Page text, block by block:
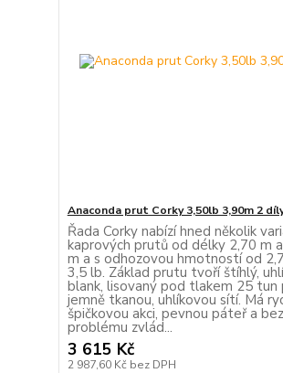
Anaconda prut Corky 3,50lb 3,90m 2
Řada Corky nabízí hned několik
kaprových prutů od délky 2,70 m
m a s odhozovou hmotností od
3,5 lb. Základ prutu tvoří štíhlý,
blank, lisovaný pod tlakem 25 tun
jemně tkanou, uhlíkovou sítí. Má
špičkovou akci, pevnou páteř a bez
problému zvlád...
3 615 Kč
2 987,60 Kč bez DPH